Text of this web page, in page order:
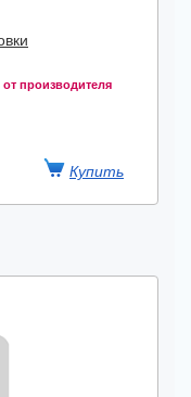
производителя